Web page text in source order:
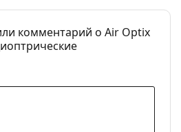
Alcon
комментарий о Air Optix